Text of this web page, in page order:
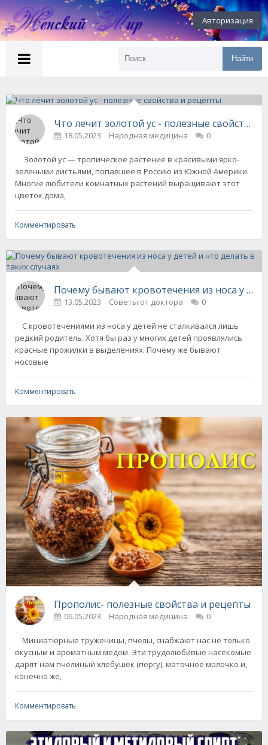
Авторизация
Найти
Что лечит золотой ус - полезные свойства
18.05.2023 Народная медицина 0
Золотой ус — тропическое растение в красивыми ярко-
зелеными листьями, попавшее в Россию из Южной Америки.
Многие любители комнатных растений выращивают этот
цветок дома,
Комментировать
Почему бывают кровотечения из носа у
13.05.2023 Советы от доктора 0
С кровотечениями из носа у детей не сталкивался лишь
редкий родитель. Хотя бы раз у многих детей проявлялись
красные прожилки в выделениях. Почему же бывают
носовые
Комментировать
Прополис- полезные свойства и рецепты
06.05.2023 Народная медицина 0
Миниатюрные труженицы, пчелы, снабжают нас не только
вкусным и ароматным медом. Эти трудолюбивые насекомые
дарят нам пчелиный хлебушек (пергу), маточное молочко и,
конечно же,
Комментировать